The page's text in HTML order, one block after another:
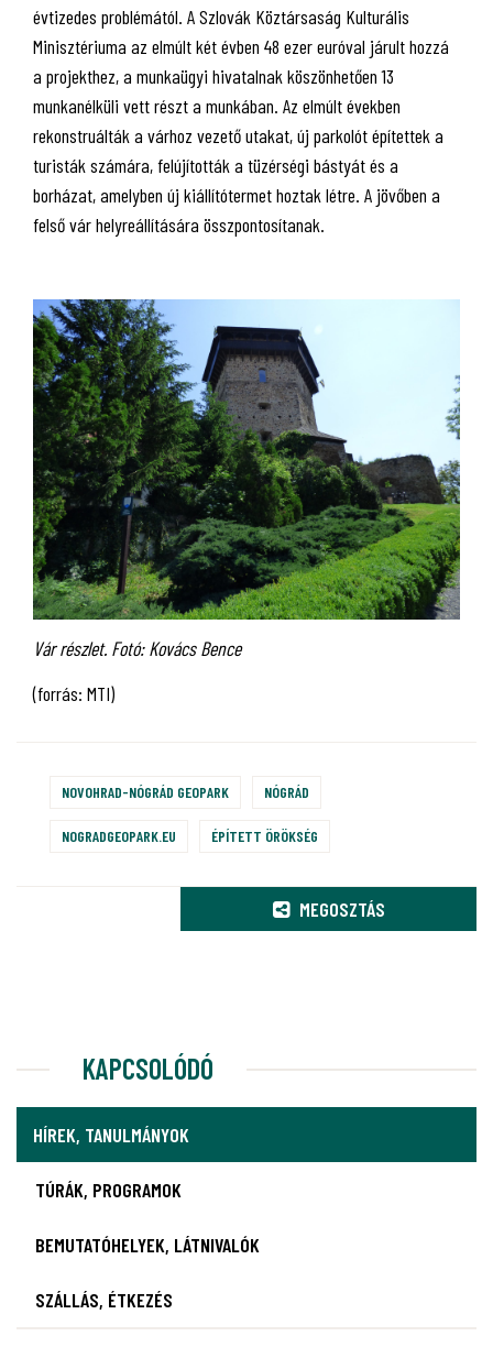
évtizedes problémától. A Szlovák Köztársaság Kulturális
Minisztériuma az elmúlt két évben 48 ezer euróval járult hozzá
a projekthez, a munkaügyi hivatalnak köszönhetően 13
munkanélküli vett részt a munkában. Az elmúlt években
rekonstruálták a várhoz vezető utakat, új parkolót építettek a
turisták számára, felújították a tüzérségi bástyát és a
borházat, amelyben új kiállítótermet hoztak létre. A jövőben a
felső vár helyreállítására összpontosítanak.
Vár részlet. Fotó: Kovács Bence
(forrás: MTI)
NOVOHRAD-NÓGRÁD GEOPARK NÓGRÁD
NOGRADGEOPARK.EU ÉPÍTETT ÖRÖKSÉG
MEGOSZTÁS
KAPCSOLÓDÓ
HÍREK, TANULMÁNYOK
TÚRÁK, PROGRAMOK
BEMUTATÓHELYEK, LÁTNIVALÓK
SZÁLLÁS, ÉTKEZÉS